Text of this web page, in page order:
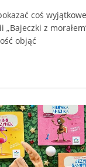
coś
„Bajeczki z
objąć